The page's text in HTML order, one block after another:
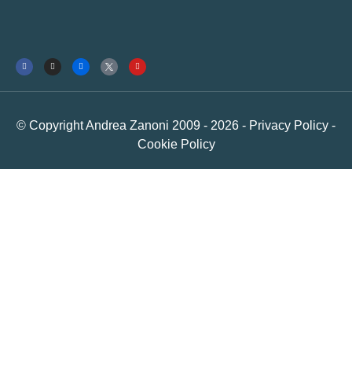
© Copyright Andrea Zanoni 2009 - 2026 - Privacy Policy -
Cookie Policy